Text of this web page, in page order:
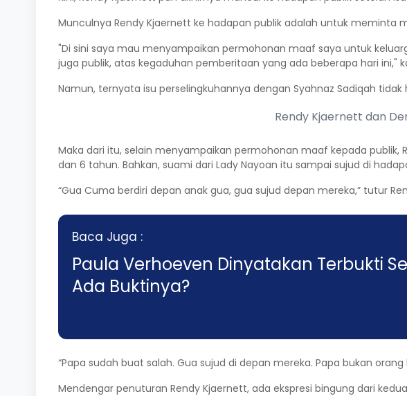
Munculnya Rendy Kjaernett ke hadapan publik adalah untuk
"Di sini saya mau menyampaikan permohonan maaf saya untuk
juga publik, atas kegaduhan pemberitaan yang ada beberapa hari
Namun, ternyata isu perselingkuhannya dengan Syahnaz Sadiqah
Rendy Kjaernett dan
Maka dari itu, selain menyampaikan permohonan maaf kepada
dan 6 tahun. Bahkan, suami dari Lady Nayoan itu sampai sujud di
“Gua Cuma berdiri depan anak gua, gua sujud depan mereka,” tutur
Baca Juga :
Paula Verhoeven Dinyatakan Terbukti
Ada Buktinya?
“Papa sudah buat salah. Gua sujud di depan mereka. Papa bukan
Mendengar penuturan Rendy Kjaernett, ada ekspresi bingung dari